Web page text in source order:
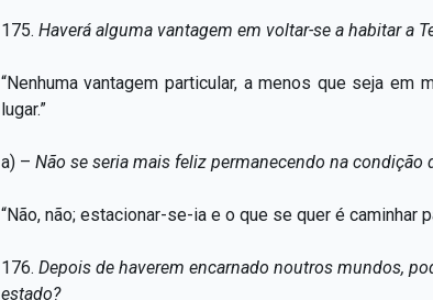
175. Haverá alguma vantagem em voltar-se a habitar a
“Nenhuma vantagem particular, a menos que seja
lugar.”
a) – Não se seria mais feliz permanecendo na condição
“Não, não; estacionar-se-ia e o que se quer é caminhar
176. Depois de haverem encarnado noutros mundos,
estado?